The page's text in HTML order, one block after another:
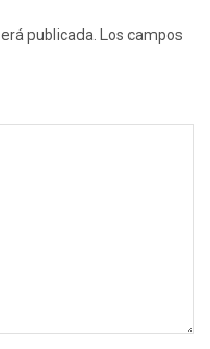
publicada.
Los campos